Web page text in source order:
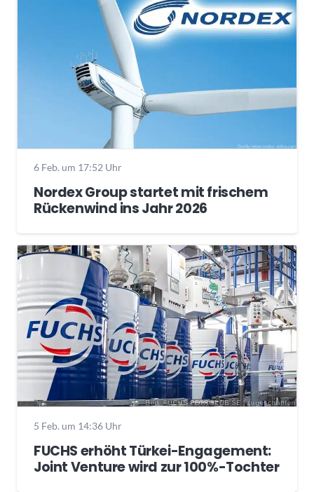
6 Feb. um 17:52 Uhr
Nordex Group startet mit frischem
Rückenwind ins Jahr 2026
5 Feb. um 14:36 Uhr
FUCHS erhöht Türkei-Engagement:
Joint Venture wird zur 100%-Tochter